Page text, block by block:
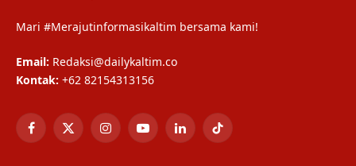
Mari #Merajutinformasikaltim bersama kami!
Email: Redaksi@dailykaltim.co
Kontak: +62 82154313156
Facebook
X
InstagramYouTubeLinkedInTikTok